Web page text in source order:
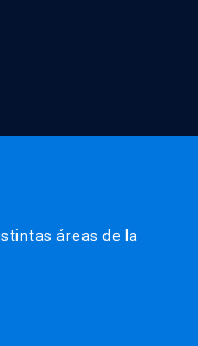
áreas de la